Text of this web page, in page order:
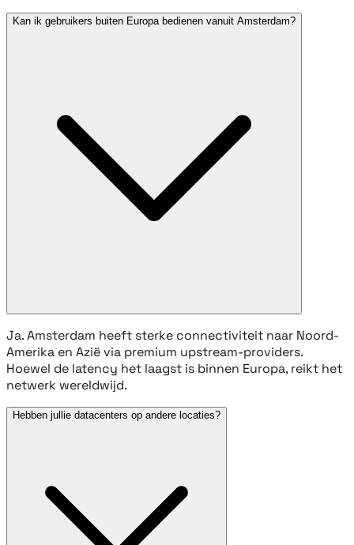
Kan ik gebruikers buiten Europa bedienen vanuit Amsterdam?
Ja. Amsterdam heeft sterke connectiviteit naar Noord-
Amerika en Azië via premium upstream-providers.
Hoewel de latency het laagst is binnen Europa, reikt het
netwerk wereldwijd.
Hebben jullie datacenters op andere locaties?